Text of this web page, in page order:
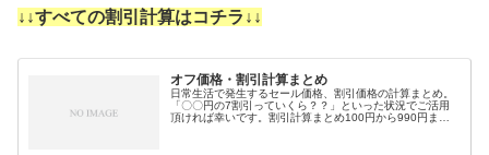
↓↓すべての割引計算はコチラ↓↓
オフ価格・割引計算まとめ
日常生活で発生するセール価格、割引価格の計算まとめ。
「〇〇円の7割引っていくら？？」といった状況でご活用
頂ければ幸いです。割引計算まとめ100円から990円まで